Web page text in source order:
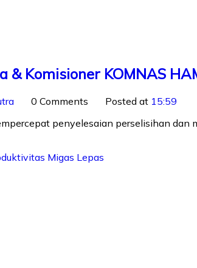
& Komisioner KOMNAS
0 Comments Posted at 15:59
penyelesaian perselisihan dan